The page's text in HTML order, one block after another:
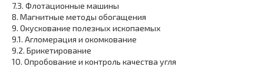
7.3. Флотационные машины
8. Магнитные методы обогащения
9. Окускование полезных ископаемых
9.1. Агломерация и окомкование
9.2. Брикетирование
10. Опробование и контроль качества угля